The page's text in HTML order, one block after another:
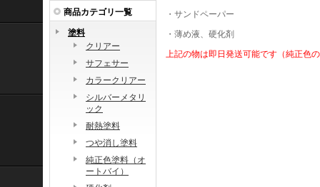
商品カテゴリ一覧
塗料
クリアー
サフェサー
カラークリアー
シルバーメタリ
ック
耐熱塗料
つや消し塗料
純正色塗料（オ
ートバイ）
・サンドペーパー
・薄め液、硬化剤
上記の物は即日発送可能です（純正色